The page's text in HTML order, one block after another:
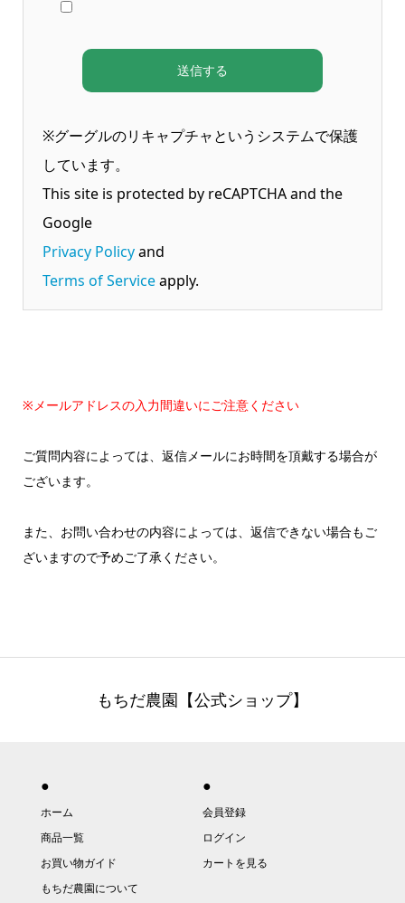
※グーグルのリキャプチャというシステムで保護
しています。
This site is protected by reCAPTCHA and the
Google
Privacy Policyand
Terms of Serviceapply.
※メールアドレスの入力間違いにご注意ください
ご質問内容によっては、返信メールにお時間を頂戴する場合が
ございます。
また、お問い合わせの内容によっては、返信できない場合もご
ざいますので予めご了承ください。
もちだ農園【公式ショップ】
●
ホーム
商品一覧
お買い物ガイド
もちだ農園について
●
会員登録
ログイン
カートを見る